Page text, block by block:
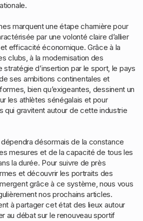
marquent une étape charnière pour
par une volonté claire d’allier
efficacité économique. Grâce à la
clubs, à la modernisation des
d’insertion par le sport, le pays
ses ambitions continentales et
bien qu’exigeantes, dessinent un
les athlètes sénégalais et pour
qui gravitent autour de cette industrie
désormais de la constance
mesures et de la capacité de tous les
la durée. Pour suivre de près
et découvrir les portraits des
grâce à ce système, nous vous
nos prochains articles.
à partager cet état des lieux autour
au débat sur le renouveau sportif